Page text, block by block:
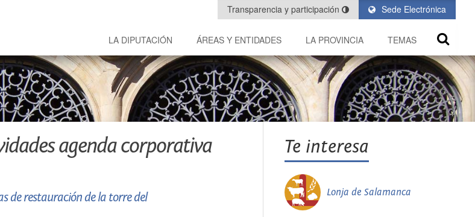
Sede Electrónica
Transparencia y participación
LA DIPUTACIÓN ÁREAS Y ENTIDADES LA PROVINCIA TEMAS
agenda corporativa
de restauración de la torre del
Te interesa
Lonja de Salamanca